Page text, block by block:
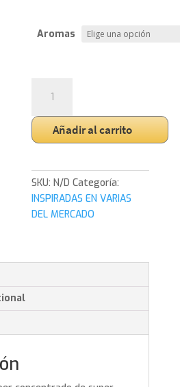
Aromas
VARIAS
DEL
250
ml
súper
Añadir al carrito
SKU:N/D Categoría:
INSPIRADAS EN VARIAS
DEL MERCADO